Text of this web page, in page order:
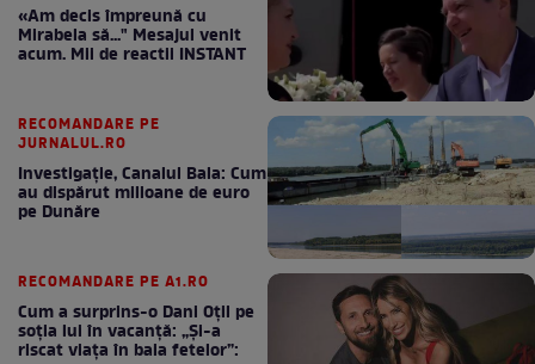
«Am decis împreună cu
Mirabela să..." Mesajul venit
acum. Mii de reactii INSTANT
RECOMANDARE PE
JURNALUL.RO
Investigație, Canalul Bala: Cum
au dispărut milioane de euro
pe Dunăre
RECOMANDARE PE A1.RO
Cum a surprins-o Dani Oțil pe
soția lui în vacanță: „Și-a
riscat viața în baia fetelor”: